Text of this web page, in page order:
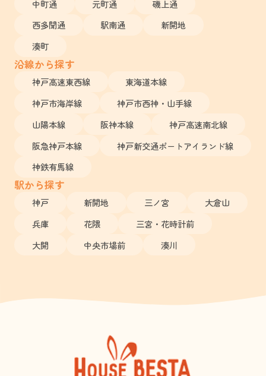
中町通
元町通
磯上通
西多聞通
駅南通
新開地
湊町
沿線から探す
神戸高速東西線
東海道本線
神戸市海岸線
神戸市西神・山手線
山陽本線
阪神本線
神戸高速南北線
阪急神戸本線
神戸新交通ポートアイランド線
神鉄有馬線
駅から探す
神戸 新開地 三ノ宮
大倉山
兵庫
花隈
三宮・花時計前
大開
中央市場前 湊川